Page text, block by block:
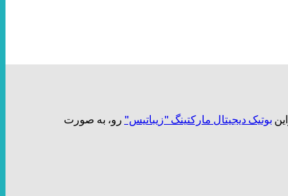
بوتیک دیجیتال مارکتینگ "زیباتیس" رو، به صورت